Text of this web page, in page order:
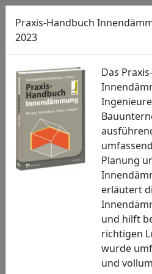
Autor:fvid
Aktuelles
FVID-
aktualisiert
26.08.2021
Die Akademie des FVID-
Deutsches-Energieberater-
bietet als bundesweite
Seminare, Lehrgänge,
Vorträge rund um das
Energieeffizienz,
die Energieberaterbranche
oder Nichtwohngebäude –
Praxis-Handbuch
2023
Das
Planung
erläutert
und hilft
richtigen
wurde
und